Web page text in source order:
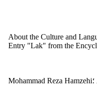
About the Culture and
Entry "Lak" from the
Mohammad Reza Hamzehi